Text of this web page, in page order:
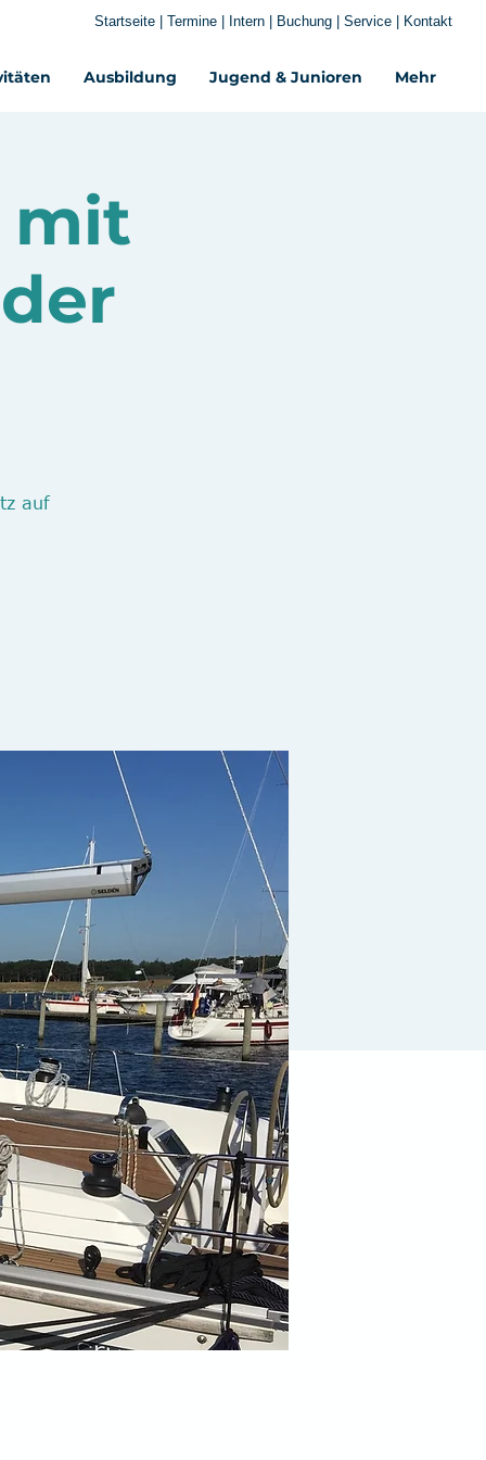
Ausbildung Jugend & Junioren Mehr‎
Startseite Termine Intern Buchung Service Kontakt
mit
auf